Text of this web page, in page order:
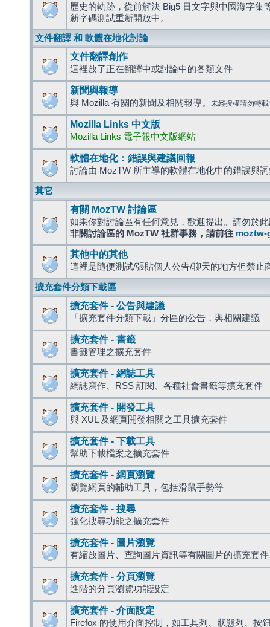
歷史的軌跡，從前解決 Big5 日文字與中國海字集
新字碼測試重新開放中。
文件翻譯 和 軟體在地化討論
文件翻譯創作
這裡放了正在翻譯中或討論中的各類文件
新聞與報導
與 Mozilla 有關的新聞及相關報導。 未經授權請勿轉
Mozilla Links 中文版
Mozilla Links 電子報中文版網站
軟體在地化：錯誤與建議回報
討論由 MozTW 所主導的軟體在地化中的錯誤與
其它
有關 MozTW 討論區
如果你對討論區有任何意見，歡迎提出。請勿於
非關討論區的 MozTW 社群事務，請前往 moztw-
其他中的其他
這裡是隨便測試/張貼個人公告/聊天的地方但禁止
擴充套件分類下載區
擴充套件 - 公告與建議
「擴充套件分類下載」分區的公告，與相關建議
擴充套件 - 書籤
書籤管理之擴充套件
擴充套件 - 網誌工具
網誌寫作、RSS 訂閱、各種社會書籤等擴充套件
擴充套件 - 開發工具
與 XUL 及網頁開發相關之工具擴充套件
擴充套件 - 下載工具
幫助下載檔案之擴充套件
擴充套件 - 網頁瀏覽
瀏覽網頁的輔助工具，包括滑鼠手勢等
擴充套件 - 搜尋
強化搜尋功能之擴充套件
擴充套件 - 圖片瀏覽
有縮放圖片、查詢圖片資訊等有關圖片的擴充套件
擴充套件 - 分頁瀏覽
進階的分頁瀏覽功能設定
擴充套件 - 介面設定
Firefox 的使用介面控制，如工具列、狀態列、按